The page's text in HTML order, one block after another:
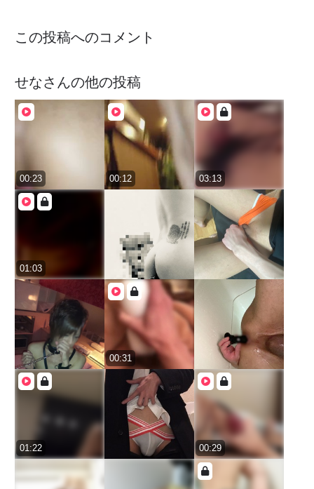
この投稿へのコメント
せなさんの他の投稿
00:23 00:12 03:13
01:03
00:31
01:22 00:29